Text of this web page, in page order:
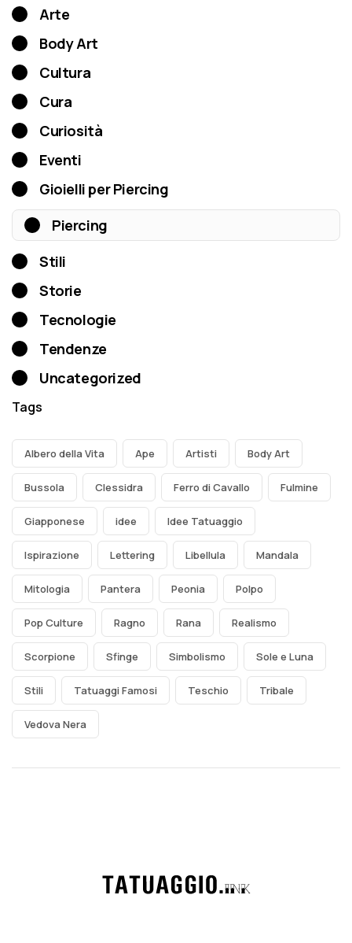
Arte
Body Art
Cultura
Cura
Curiosità
Eventi
Gioielli per Piercing
Piercing
Stili
Storie
Tecnologie
Tendenze
Uncategorized
Tags
Albero della Vita Ape Artisti Body Art
Bussola Clessidra Ferro di Cavallo Fulmine
Giapponese idee Idee Tatuaggio
Ispirazione Lettering Libellula Mandala
Mitologia Pantera Peonia Polpo
Pop Culture Ragno Rana Realismo
Scorpione Sfinge Simbolismo Sole e Luna
Stili Tatuaggi Famosi Teschio Tribale
Vedova Nera